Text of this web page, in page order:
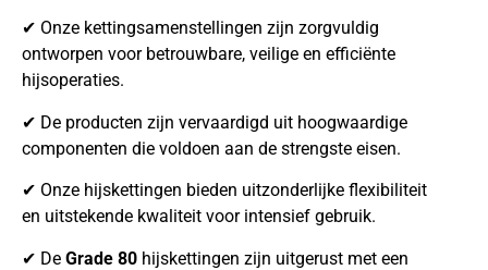
✔ Onze kettingsamenstellingen zijn zorgvuldig
ontworpen voor betrouwbare, veilige en efficiënte
hijsoperaties.
✔ De producten zijn vervaardigd uit hoogwaardige
componenten die voldoen aan de strengste eisen.
✔ Onze hijskettingen bieden uitzonderlijke flexibiliteit
en uitstekende kwaliteit voor intensief gebruik.
✔ De Grade 80 hijskettingen zijn uitgerust met een